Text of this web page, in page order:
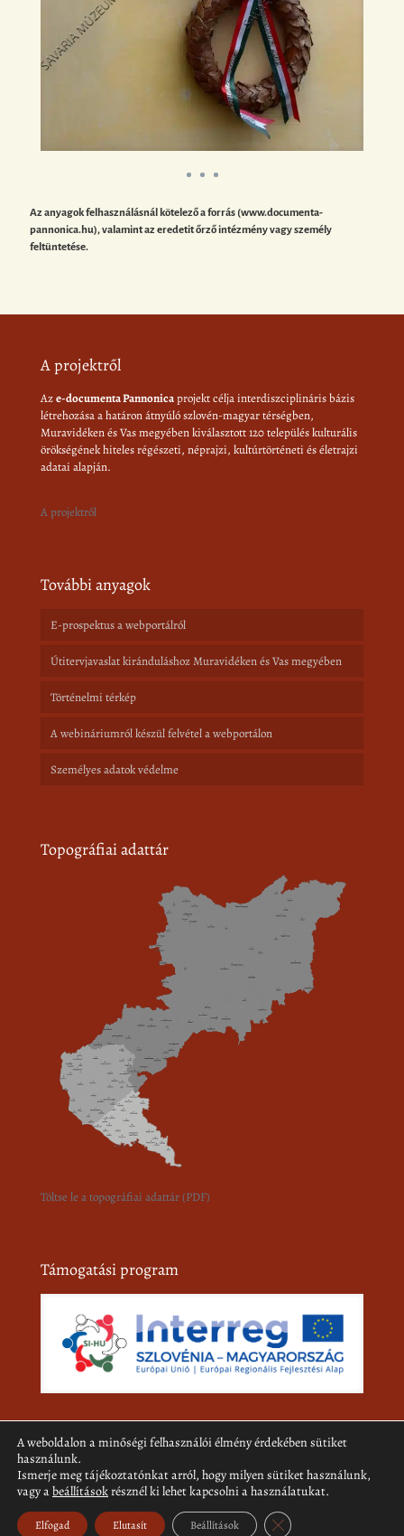
Az anyagok felhasználásnál kötelező a forrás (www.documenta-
pannonica.hu), valamint az eredetit őrző intézmény vagy személy
feltüntetése.
A projektről
Aze-documenta Pannonicaprojekt célja interdiszciplináris bázis
létrehozása a határon átnyúló szlovén-magyar térségben,
Muravidéken és Vas megyében kiválasztott 120 település kulturális
örökségének hiteles régészeti, néprajzi, kultúrtörténeti és életrajzi
adatai alapján.
A projektről
További anyagok
E-prospektus a webportálról
Útitervjavaslat kiránduláshoz Muravidéken és Vas megyében
Történelmi térkép
A webináriumról készül felvétel a webportálon
Személyes adatok védelme
Topográfiai adattár
Töltse le a topográfiai adattár (PDF)
Támogatási program
© 2018-2026 Pomurski muzej. Minden jog fenntartva.
Weboldalfejlesztés:Creative ideas
A weboldalon a minőségi felhasználói élmény érdekében sütiket
használunk.
Ismerje meg tájékoztatónkat arról, hogy milyen sütiket használunk,
vagy abeállításokrésznél ki lehet kapcsolni a használatukat.
Elfogad Elutasít Beállítások Close GDPR Cookie